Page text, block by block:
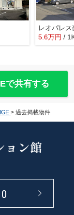
レオパレス
5.6万円 /
で共有する
> 過去掲載物件